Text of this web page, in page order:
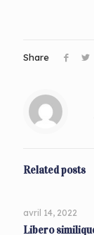
Share
Related posts
avril 14, 2022
Libero